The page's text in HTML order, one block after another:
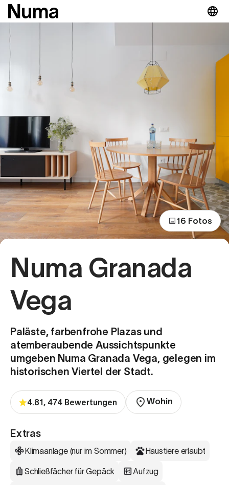
16 Fotos
Numa Granada
Vega
Paläste, farbenfrohe Plazas und
atemberaubende Aussichtspunkte
umgeben Numa Granada Vega, gelegen im
historischen Viertel der Stadt.
4.81, 474 Bewertungen Wohin
Extras
Klimaanlage (nur im Sommer) Haustiere erlaubt
Schließfächer für Gepäck Aufzug